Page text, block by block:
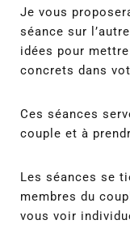
Je vous
séance sur
idées pour
concrets dans
Ces séances
couple et à
Les séances se
membres du
vous voir